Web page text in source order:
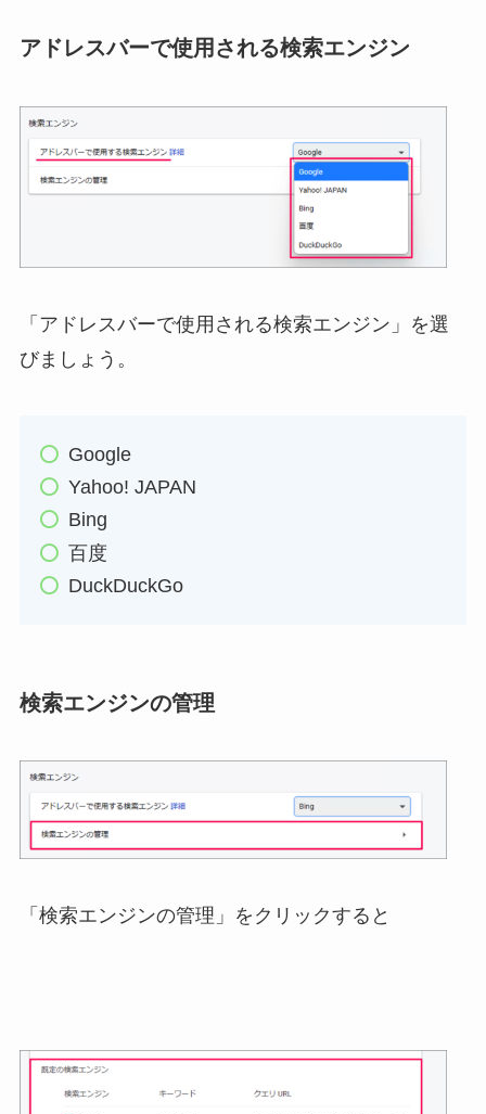
アドレスバーで使用される検索エンジン
「アドレスバーで使用される検索エンジン」を選
びましょう。
Google
Yahoo! JAPAN
Bing
百度
DuckDuckGo
検索エンジンの管理
「検索エンジンの管理」をクリックすると